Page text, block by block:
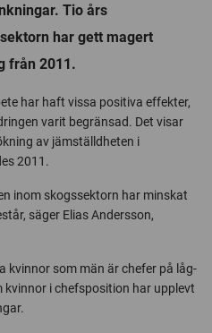
Tio års
har gett magert
från 2011.
har haft vissa positiva effekter,
varit begränsad. Det visar
av jämställdheten i
2011.
inom skogssektorn har minskat
säger Elias Andersson,
kvinnor som män är chefer på låg-
kvinnor i chefsposition har upplevt